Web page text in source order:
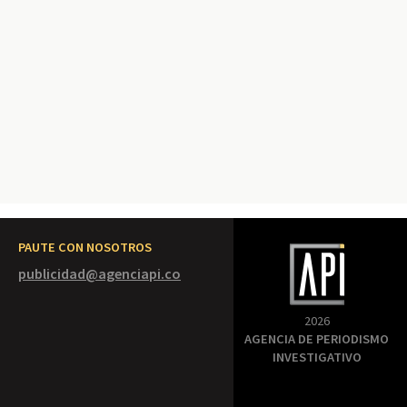
PAUTE CON NOSOTROS
publicidad@agenciapi.co
2026
AGENCIA DE PERIODISMO
INVESTIGATIVO